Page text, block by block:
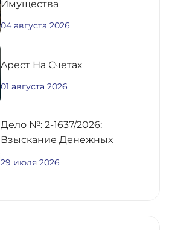
Имущества
04 августа 2026
Aрест На Счетах
01 августа 2026
Дело №: 2-1637/2026:
Взыскание Денежных
29 июля 2026